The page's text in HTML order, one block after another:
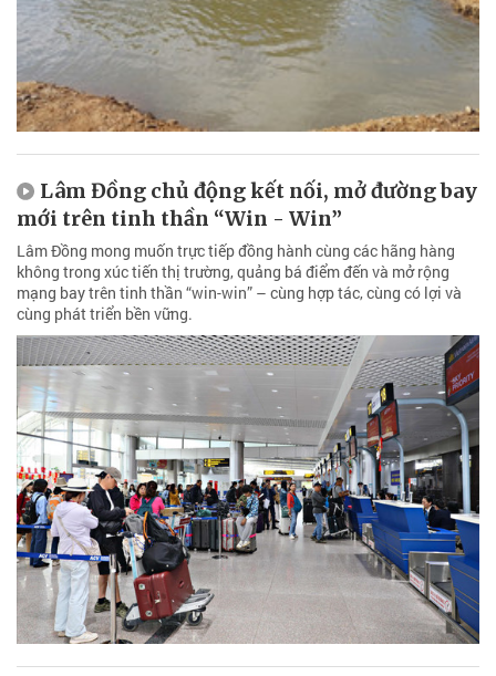
Lâm Đồng chủ động kết nối, mở đường bay
mới trên tinh thần “Win - Win”
Lâm Đồng mong muốn trực tiếp đồng hành cùng các hãng hàng
không trong xúc tiến thị trường, quảng bá điểm đến và mở rộng
mạng bay trên tinh thần “win-win” – cùng hợp tác, cùng có lợi và
cùng phát triển bền vững.